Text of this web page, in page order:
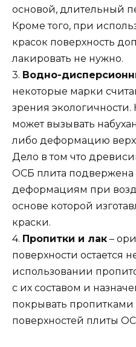
основой, длительный
Кроме того, при
красок поверхность
лакировать не нужно.
3. Водно-
некоторые марки
зрения экологичности.
может вызывать
либо деформацию
Дело в том что
ОСБ плита
деформациям при
основе которой
краски.
4. Пропитки и лак –
поверхности остается
использовании
с их составом и
покрывать
поверхностей плиты